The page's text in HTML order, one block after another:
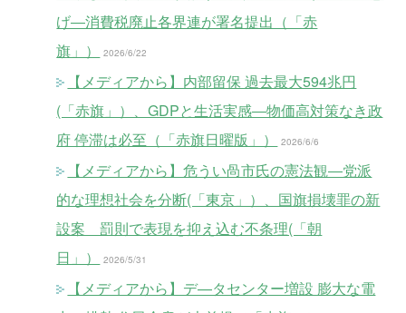
げ―消費税廃止各界連が署名提出（「赤
旗」）
2026/6/22
【メディアから】内部留保 過去最大594兆円
(「赤旗」）、GDPと生活実感―物価高対策なき政
府 停滞は必至（「赤旗日曜版」）
2026/6/6
【メディアから】危うい咼市氏の憲法観―党派
的な理想社会を分断(「東京」）、国旗損壊罪の新
設案 罰則で表現を抑え込む不条理(「朝
日」）
2026/5/31
【メディアから】デ—タセンター増設 膨大な電